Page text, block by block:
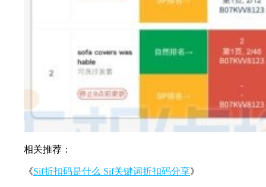
相关推荐：
《Sif折扣码是什么 Sif关键词折扣码分享》